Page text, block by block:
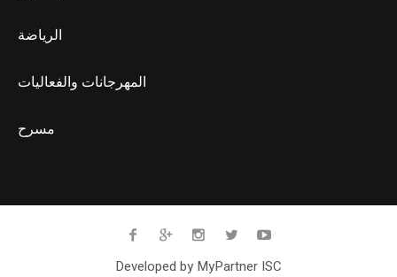
الرياضة
المهرجانات والفعاليات
مسرح
Developed by MyPartner ISC